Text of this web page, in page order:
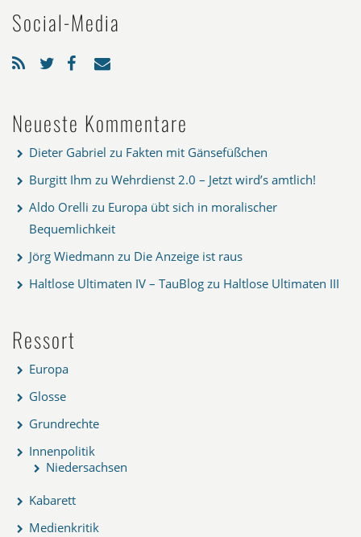
Social-Media
Neueste Kommentare
Dieter Gabriel zu Fakten mit Gänsefüßchen
Burgitt Ihm zu Wehrdienst 2.0 – Jetzt wird’s amtlich!
Aldo Orelli zu Europa übt sich in moralischer
Bequemlichkeit
Jörg Wiedmann zu Die Anzeige ist raus
Haltlose Ultimaten IV – TauBlog zu Haltlose Ultimaten III
Ressort
Europa
Glosse
Grundrechte
Innenpolitik
Niedersachsen
Kabarett
Medienkritik